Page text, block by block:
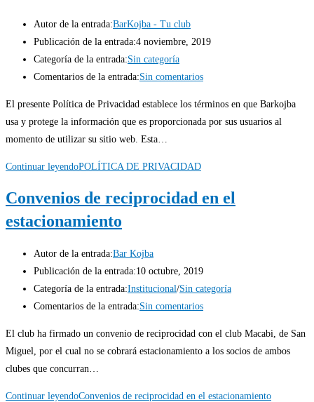
Autor de la entrada:BarKojba - Tu club
Publicación de la entrada:4 noviembre, 2019
Categoría de la entrada:Sin categoría
Comentarios de la entrada:Sin comentarios
El presente Política de Privacidad establece los términos en que Barkojba
usa y protege la información que es proporcionada por sus usuarios al
momento de utilizar su sitio web. Esta…
Continuar leyendoPOLÍTICA DE PRIVACIDAD
Convenios de reciprocidad en el
estacionamiento
Autor de la entrada:Bar Kojba
Publicación de la entrada:10 octubre, 2019
Categoría de la entrada:Institucional/Sin categoría
Comentarios de la entrada:Sin comentarios
El club ha firmado un convenio de reciprocidad con el club Macabi, de San
Miguel, por el cual no se cobrará estacionamiento a los socios de ambos
clubes que concurran…
Continuar leyendoConvenios de reciprocidad en el estacionamiento